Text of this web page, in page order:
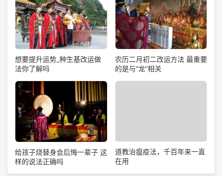
想要提升运势_种生基改运做
法你了解吗
农历二月初二改运方法 最重要
的是与“龙”相关
给孩子烧替身会后悔一辈子 这
样的说法正确吗
道教治瘟疫法，千百年来一直
在用